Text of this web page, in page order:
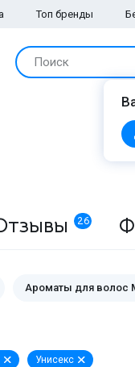
Топ бренды
Поиск
26
Ароматы для волос
Унисекс